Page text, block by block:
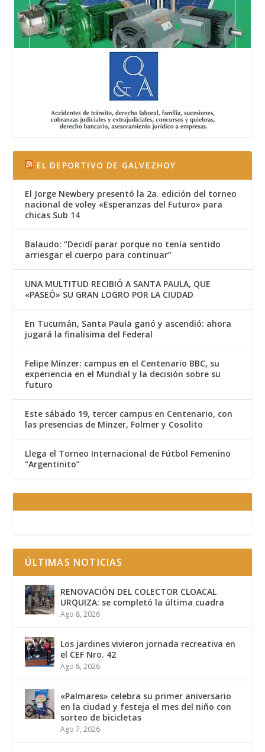
EL DEPORTIVO DE GALVEZHOY
El Jorge Newbery presentó la 2a. edición del torneo
nacional de voley «Esperanzas del Futuro» para
chicas Sub 14
Balaudo: “Decidí parar porque no tenía sentido
arriesgar el cuerpo para continuar”
UNA MULTITUD RECIBIÓ A SANTA PAULA, QUE
«PASEÓ» SU GRAN LOGRO POR LA CIUDAD
En Tucumán, Santa Paula ganó y ascendió: ahora
jugará la finalísima del Federal
Felipe Minzer: campus en el Centenario BBC, su
experiencia en el Mundial y la decisión sobre su
futuro
Este sábado 19, tercer campus en Centenario, con
las presencias de Minzer, Folmer y Cosolito
Llega el Torneo Internacional de Fútbol Femenino
“Argentinito”
ÚLTIMAS NOTICIAS
RENOVACIÓN DEL COLECTOR CLOACAL
URQUIZA: se completó la última cuadra
Ago 8, 2026
Los jardines vivieron jornada recreativa en
el CEF Nro. 42
Ago 8, 2026
«Palmares» celebra su primer aniversario
en la ciudad y festeja el mes del niño con
sorteo de bicicletas
Ago 7, 2026